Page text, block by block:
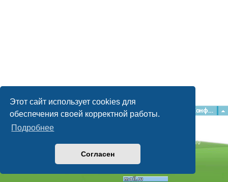
Этот сайт использует cookies для
обеспечения своей корректной работы.
Подробнее
Согласен
Главная Форумы Конфиденциальность
Наша команда
Time: 0.058s| Peak Memory Usage: 2.15 МБ | GZIP: Off |
Queries: 10
© phpBB Guru, 2004—2026
Powered by
Style byArtodia